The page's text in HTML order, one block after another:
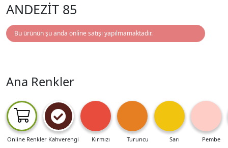
ANDEZİT 85
Bu ürünün şu anda online satışı yapılmamaktadır.
Ana Renkler
Online Renkler Kahverengi Kırmızı Turuncu Sarı Pembe